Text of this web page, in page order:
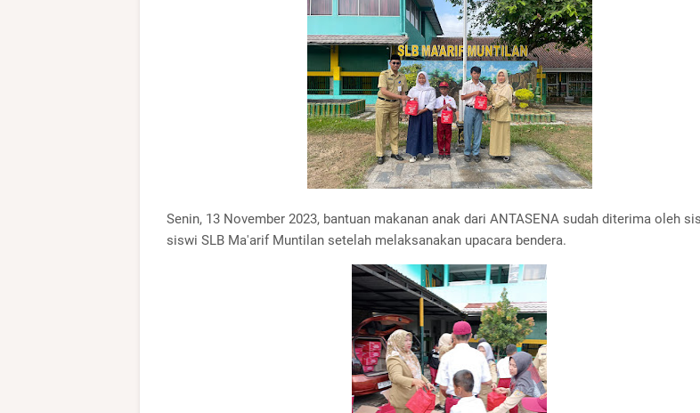
Senin, 13 November 2023, bantuan makanan anak dari ANTASENA sudah diterima oleh
siswi SLB Ma'arif Muntilan setelah melaksanakan upacara bendera.